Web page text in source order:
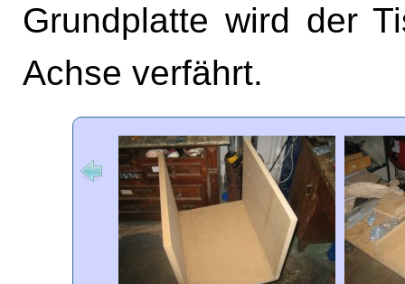
Grundplatte wird der
Achse verfährt.